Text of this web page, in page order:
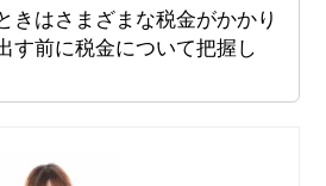
きはさまざまな税金がかかり
す前に税金について把握し